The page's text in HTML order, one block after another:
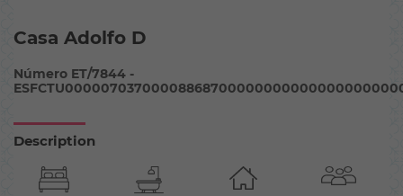
Casa Adolfo D
Número ET/7844 -
Description